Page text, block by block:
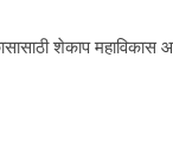
शेकाप महाविकास